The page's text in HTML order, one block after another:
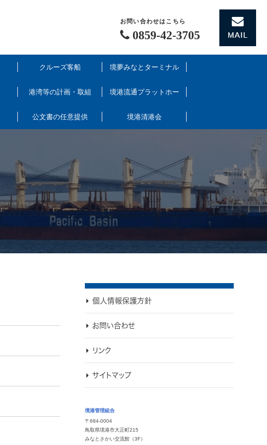
お問い合わせはこちら
 0859-42-3705
クルーズ客船 境夢みなとターミナル
港湾等の計画・取組 境港流通プラットホーム協議会
公文書の任意提供 境港清港会
個人情報保護方針
お問い合わせ
リンク
サイトマップ
境港管理組合
〒684-0004
鳥取県境港市大正町215
みなとさかい交流館（3F）